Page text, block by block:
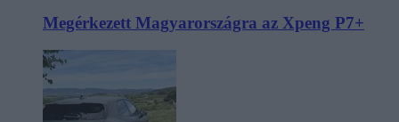
Megérkezett Magyarországra az Xpeng P7+